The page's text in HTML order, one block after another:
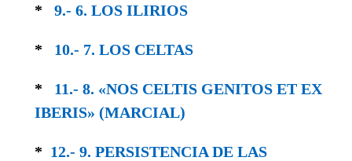
* 9.- 6. LOS ILIRIOS
* 10.- 7. LOS CELTAS
* 11.- 8. «NOS CELTIS GENITOS ET EX
IBERIS» (MARCIAL)
* 12.- 9. PERSISTENCIA DE LAS